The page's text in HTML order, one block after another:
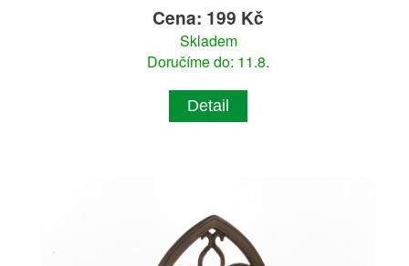
Cena: 199 Kč
Skladem
Doručíme do: 11.8.
Detail